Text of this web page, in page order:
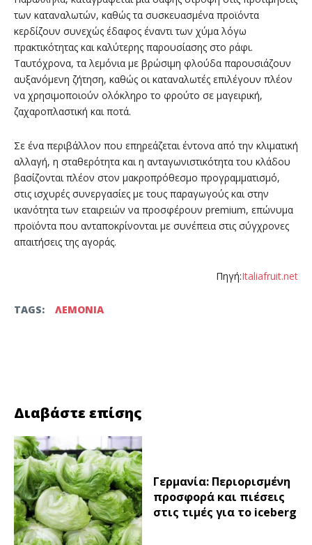
των καταναλωτών, καθώς τα συσκευασμένα προϊόντα
κερδίζουν συνεχώς έδαφος έναντι των χύμα λόγω
πρακτικότητας και καλύτερης παρουσίασης στο ράφι.
Ταυτόχρονα, τα λεμόνια με βρώσιμη φλούδα παρουσιάζουν
αυξανόμενη ζήτηση, καθώς οι καταναλωτές επιλέγουν πλέον
να χρησιμοποιούν ολόκληρο το φρούτο σε μαγειρική,
ζαχαροπλαστική και ποτά.
Σε ένα περιβάλλον που επηρεάζεται έντονα από την κλιματική
αλλαγή, η σταθερότητα και η ανταγωνιστικότητα του κλάδου
βασίζονται πλέον στον μακροπρόθεσμο προγραμματισμό,
στις ισχυρές συνεργασίες με τους παραγωγούς και στην
ικανότητα των εταιρειών να προσφέρουν premium, επώνυμα
προϊόντα που ανταποκρίνονται με συνέπεια στις σύγχρονες
απαιτήσεις της αγοράς.
Πηγή:Italiafruit.net
TAGS: ΛΕΜΟΝΙΑ
Διαβάστε επίσης
Γερμανία: Περιορισμένη
προσφορά και πιέσεις
στις τιμές για το iceberg